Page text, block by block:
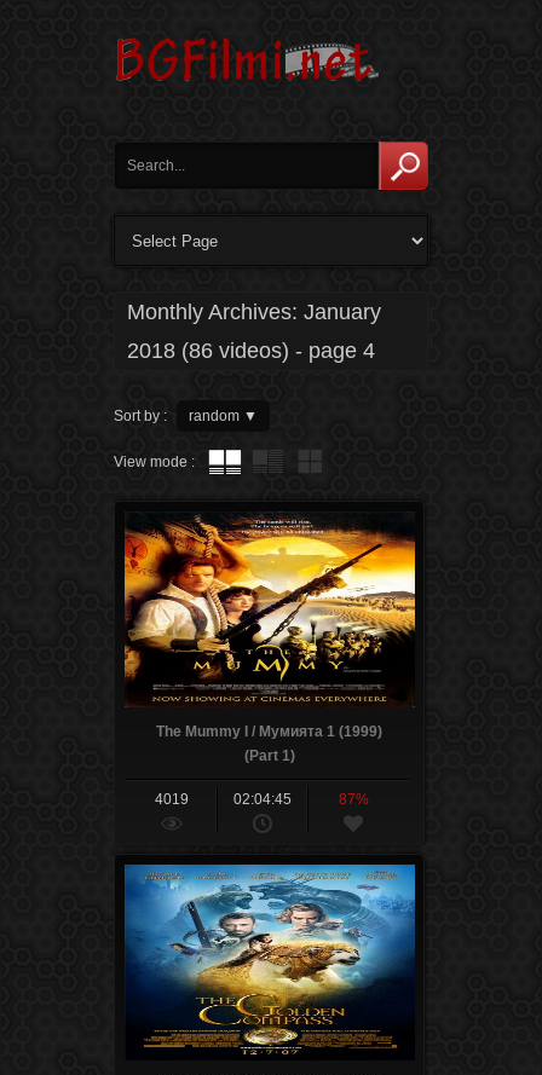
Monthly Archives: January
2018 (86 videos) - page 4
Sort by : random ▼
View mode :
The Mummy I / Мумията 1 (1999)
(Part 1)
4019 02:04:45 87%